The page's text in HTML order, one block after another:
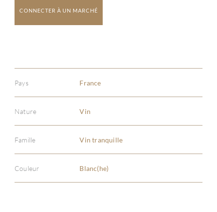
CONNECTER À UN MARCHÉ
Pays France
Nature Vin
Famille Vin tranquille
Couleur Blanc(he)